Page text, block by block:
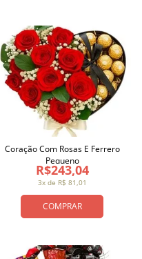
COMPRAR
3x de R$ 81,01
R$243,04
Coração Com Rosas E Ferrero
Pequeno